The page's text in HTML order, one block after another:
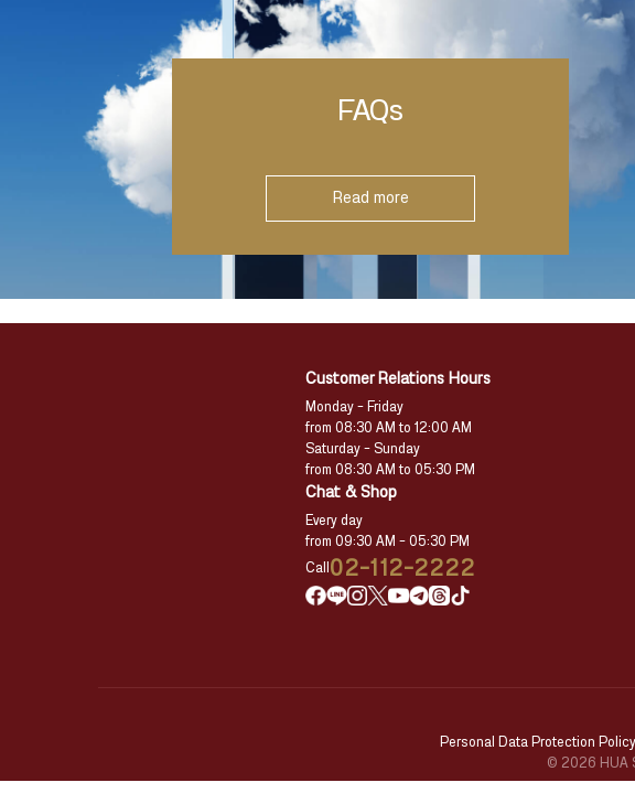
FAQs
Read more
Customer Relations Hours
Monday – Friday
from 08:30 AM to 12:00 AM
Saturday – Sunday
from 08:30 AM to 05:30 PM
Chat & Shop
Every day
from 09:30 AM – 05:30 PM
Call 02-112-2222
Personal Data Protection Policy
© 2026 HUA